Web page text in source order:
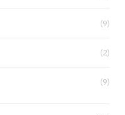
(9)
(2)
(9)